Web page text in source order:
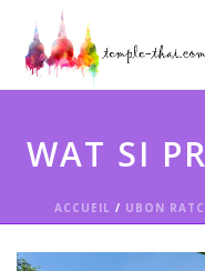
WAT SI
ACCUEIL / UBON